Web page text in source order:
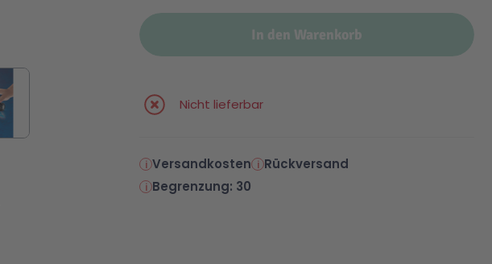
In den Warenkorb
Nicht lieferbar
Versandkosten
Rückversand
Begrenzung: 30